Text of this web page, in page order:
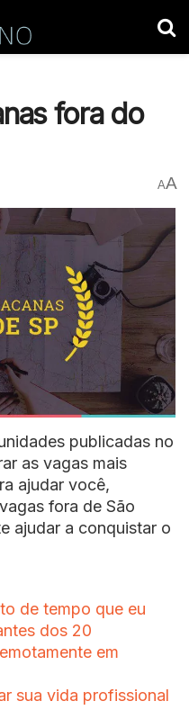
fora do
AA
publicadas no
as vagas mais
ajudar você,
fora de São
ajudar a conquistar o
de tempo que eu
dos 20
em
sua vida profissional